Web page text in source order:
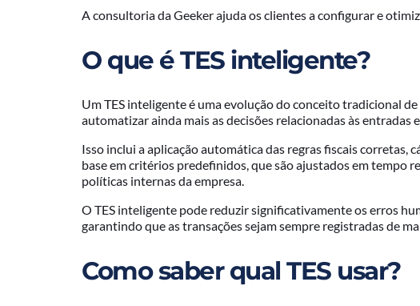
A consultoria da Geeker ajuda os clientes a configurar e
O que é TES inteligente?
Um TES inteligente é uma evolução do conceito tradicional
automatizar ainda mais as decisões relacionadas às entradas
Isso inclui a aplicação automática das regras fiscais corretas,
base em critérios predefinidos, que são ajustados em tempo
políticas internas da empresa.
O TES inteligente pode reduzir significativamente os erros
garantindo que as transações sejam sempre registradas de
Como saber qual TES usar?